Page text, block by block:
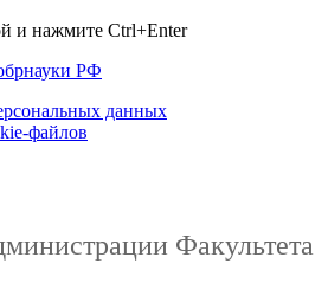
и нажмите Ctrl+Enter
РФ
данных
файлов
Факультета